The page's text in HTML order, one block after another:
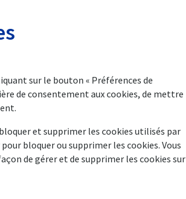
sur le bouton « Préférences de
de consentement aux cookies, de mettre
et supprimer les cookies utilisés par
bloquer ou supprimer les cookies. Vous
de gérer et de supprimer les cookies sur